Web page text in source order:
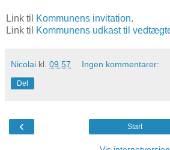
Link til Kommunens invitation.
Link til
Kommunens udkast til
Nicolai kl. 09.57 Ingen kommentarer:
Del
‹ Start